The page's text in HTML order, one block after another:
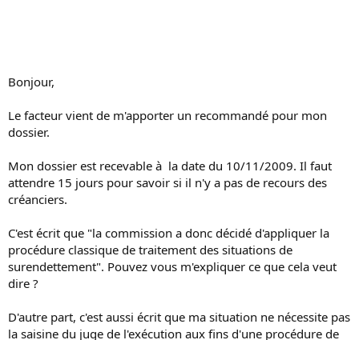
Bonjour,
Le facteur vient de m'apporter un recommandé pour mon
dossier.
Mon dossier est recevable à la date du 10/11/2009. Il faut
attendre 15 jours pour savoir si il n'y a pas de recours des
créanciers.
C'est écrit que "la commission a donc décidé d'appliquer la
procédure classique de traitement des situations de
surendettement". Pouvez vous m'expliquer ce que cela veut
dire ?
D'autre part, c'est aussi écrit que ma situation ne nécessite pas
la saisine du juge de l'exécution aux fins d'une procédure de